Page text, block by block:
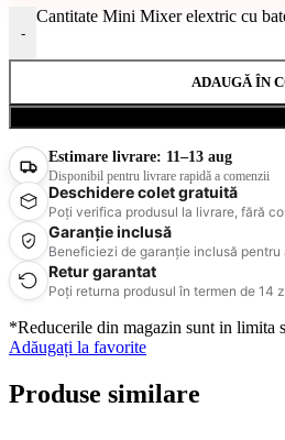
-
Cantitate Mini Mixer elextric cu
ADAUGĂ ÎN
Estimare livrare: 11–13 aug
Disponibil pentru livrare rapidă a comenzii
Deschidere colet gratuită
Poți verifica produsul la livrare, fără
Garanție inclusă
Beneficiezi de garanție inclusă pentru
Retur garantat
Poți returna produsul în termen de 14
*Reducerile din magazin sunt in limita
Adăugați la favorite
Produse similare